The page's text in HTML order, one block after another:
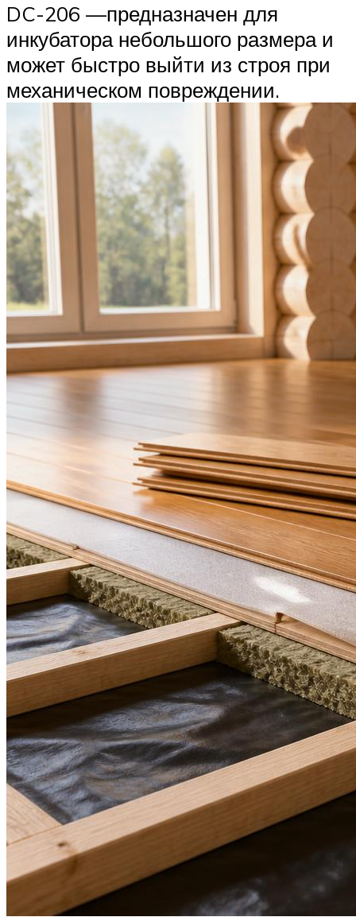
DC-206 —предназначен для
инкубатора небольшого размера и
может быстро выйти из строя при
механическом повреждении.